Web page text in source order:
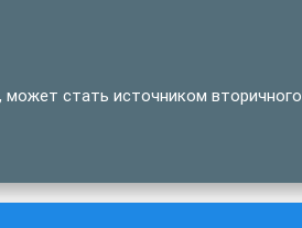
стать источником вторичного